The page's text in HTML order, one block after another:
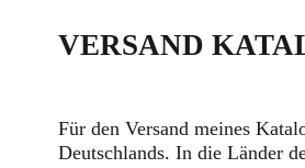
VERSAND
Für den Versand meines
Deutschlands. In die Länder